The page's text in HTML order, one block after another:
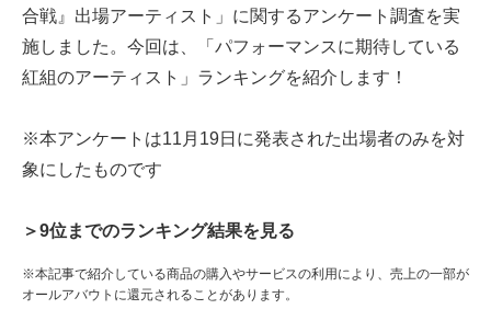
合戦』出場アーティスト」に関するアンケート調査を実
施しました。今回は、「パフォーマンスに期待している
紅組のアーティスト」ランキングを紹介します！
※本アンケートは11月19日に発表された出場者のみを対
象にしたものです
＞9位までのランキング結果を見る
※本記事で紹介している商品の購入やサービスの利用により、売上の一部が
オールアバウトに還元されることがあります。